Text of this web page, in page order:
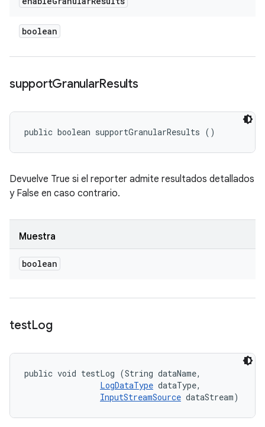
boolean
supportGranularResults
public boolean supportGranularResults ()
Devuelve True si el reporter admite resultados detallados
y False en caso contrario.
Muestra
boolean
testLog
public void testLog (String dataName,
LogDataType dataType,
InputStreamSource dataStream)